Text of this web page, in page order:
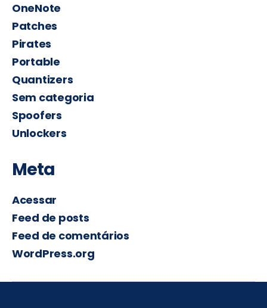
OneNote
Patches
Pirates
Portable
Quantizers
Sem categoria
Spoofers
Unlockers
Meta
Acessar
Feed de posts
Feed de comentários
WordPress.org